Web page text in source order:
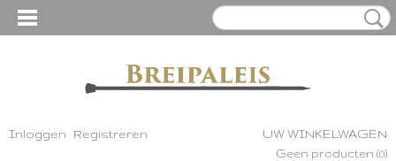
Inloggen Registreren UW WINKELWAGEN
Geen producten (0)